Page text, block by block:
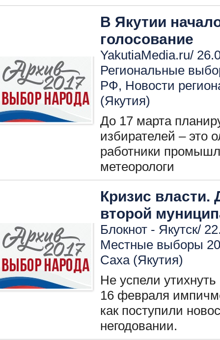
В Якутии
голосование
YakutiaMedia.ru/
Региональные
РФ, Новости
(Якутия)
До 17 марта
избирателей – это
работники
метеорологи
Кризис власти.
второй
Блокнот - Якутск/
Местные выборы
Саха (Якутия)
Не успели
16 февраля
как поступили
негодовании.